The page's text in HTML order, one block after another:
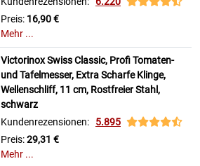
Preis: 16,90 €
Mehr ...
Victorinox Swiss Classic, Profi Tomaten-
und Tafelmesser, Extra Scharfe Klinge,
Wellenschliff, 11 cm, Rostfreier Stahl,
schwarz
Kundenrezensionen: 5.895
Preis:29,31 €
Mehr ...